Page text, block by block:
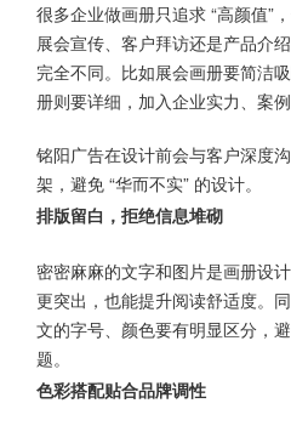
很多企业做画册只追求 “高颜值
展会宣传、客户拜访还是产品介
完全不同。比如展会画册要简洁
册则要详细，加入企业实力、案例
铭阳广告在设计前会与客户深度
架，避免 “华而不实” 的设计。
排版留白，拒绝信息堆砌
密密麻麻的文字和图片是画册设
更突出，也能提升阅读舒适度。
文的字号、颜色要有明显区分，
题。
色彩搭配贴合品牌调性